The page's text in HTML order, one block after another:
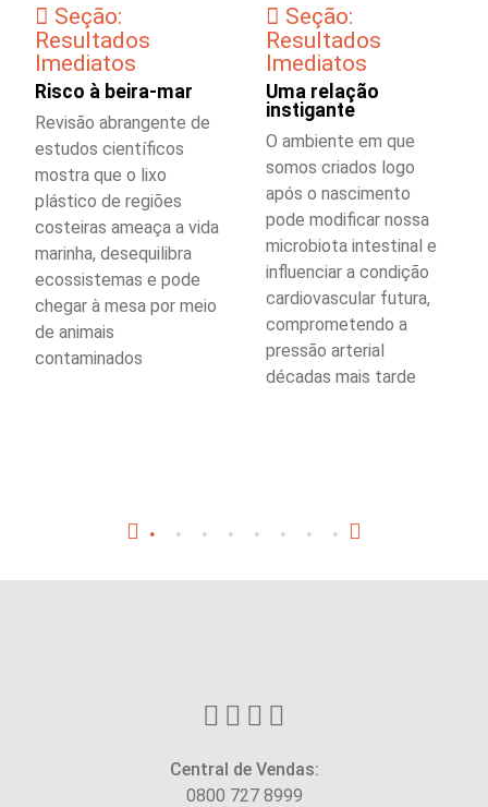
Seção:
Resultados
Imediatos
Risco à beira-mar
Revisão abrangente de
estudos científicos
mostra que o lixo
plástico de regiões
costeiras ameaça a vida
marinha, desequilibra
ecossistemas e pode
chegar à mesa por meio
de animais
contaminados
Seção:
Resultados
Imediatos
Uma relação
instigante
O ambiente em que
somos criados logo
após o nascimento
pode modificar nossa
microbiota intestinal e
influenciar a condição
cardiovascular futura,
comprometendo a
pressão arterial
décadas mais tarde
Central de Vendas:
0800 727 8999